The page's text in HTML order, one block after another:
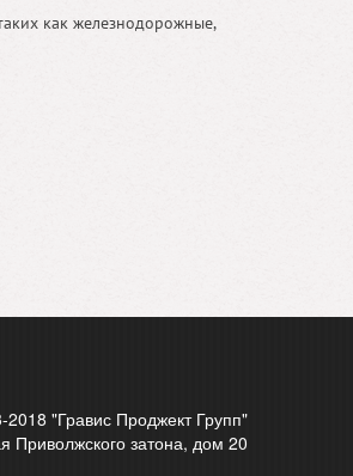
как железнодорожные,
"Гравис Проджект Групп"
Приволжского затона, дом 20